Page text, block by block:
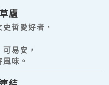
廬
哲愛好者，
易安，
味。